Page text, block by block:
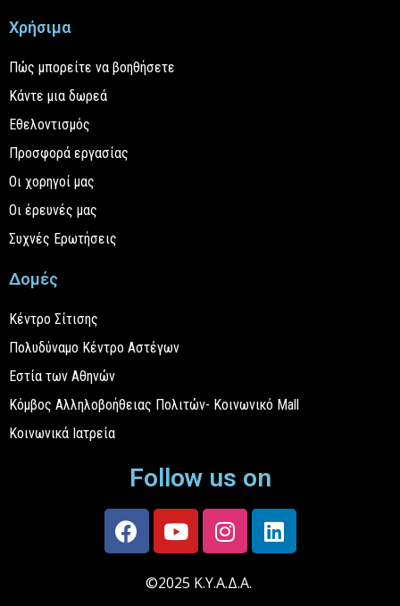
Χρήσιμα
Πώς μπορείτε να βοηθήσετε
Κάντε μια δωρεά
Εθελοντισμός
Προσφορά εργασίας
Οι χορηγοί μας
Οι έρευνές μας
Συχνές Ερωτήσεις
Δομές
Κέντρο Σίτισης
Πολυδύναμο Κέντρο Αστέγων
Εστία των Αθηνών
Κόμβος Αλληλοβοήθειας Πολιτών- Κοινωνικό Mall
Κοινωνικά Ιατρεία
Follow us on
©2025 Κ.Υ.Α.Δ.Α.